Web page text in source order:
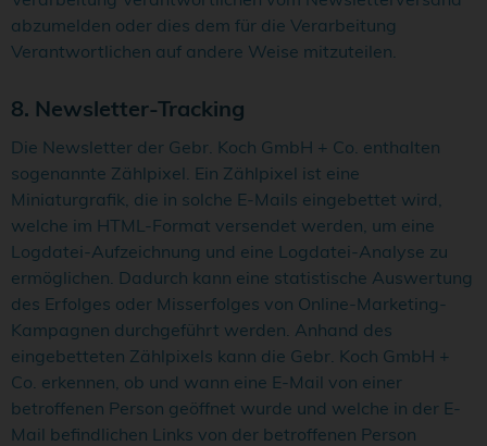
abzumelden oder dies dem für die Verarbeitung
Verantwortlichen auf andere Weise mitzuteilen.
8. Newsletter-Tracking
Die Newsletter der Gebr. Koch GmbH + Co. enthalten
sogenannte Zählpixel. Ein Zählpixel ist eine
Miniaturgrafik, die in solche E-Mails eingebettet wird,
welche im HTML-Format versendet werden, um eine
Logdatei-Aufzeichnung und eine Logdatei-Analyse zu
ermöglichen. Dadurch kann eine statistische Auswertung
des Erfolges oder Misserfolges von Online-Marketing-
Kampagnen durchgeführt werden. Anhand des
eingebetteten Zählpixels kann die Gebr. Koch GmbH +
Co. erkennen, ob und wann eine E-Mail von einer
betroffenen Person geöffnet wurde und welche in der E-
Mail befindlichen Links von der betroffenen Person